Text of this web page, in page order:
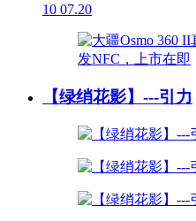
10 07.20
【绿绡花影】---引力